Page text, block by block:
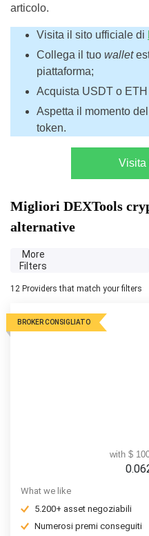
articolo.
Visita il sito ufficiale di
Collega il tuo wallet
piattaforma;
Acquista USDT o
Aspetta il momento
token.
Visita
Migliori DEXTools
alternative
More
Filters
12 Providers that match your filters
BROKER CONSIGLIATO
with $
What we like
5.200+ asset negoziabili
Numerosi premi conseguiti